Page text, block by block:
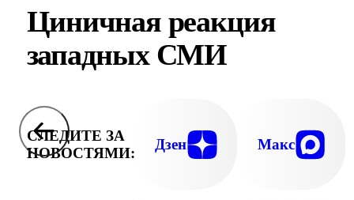
Циничная реакция
западных СМИ
СЛЕДИТЕ ЗА
НОВОСТЯМИ:
Дзен Макс